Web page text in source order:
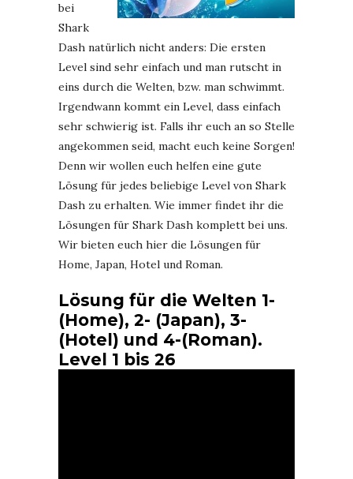
bei
Shark
Dash natürlich nicht anders: Die ersten
Level sind sehr einfach und man rutscht in
eins durch die Welten, bzw. man schwimmt.
Irgendwann kommt ein Level, dass einfach
sehr schwierig ist. Falls ihr euch an so Stelle
angekommen seid, macht euch keine Sorgen!
Denn wir wollen euch helfen eine gute
Lösung für jedes beliebige Level von Shark
Dash zu erhalten. Wie immer findet ihr die
Lösungen für Shark Dash komplett bei uns.
Wir bieten euch hier die Lösungen für
Home, Japan, Hotel und Roman.
Lösung für die Welten 1-
(Home), 2- (Japan), 3-
(Hotel) und 4-(Roman).
Level 1 bis 26